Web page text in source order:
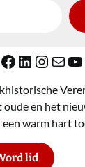
Facebook
LinkedIn
E-mail
en het
warm hart
lid